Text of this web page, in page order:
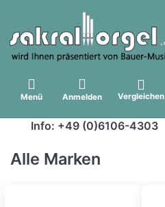
Menü Anmelden Vergleichen
Info: +49 (0)6106-4303
Alle Marken